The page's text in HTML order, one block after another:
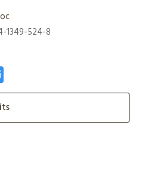
1349-524-8